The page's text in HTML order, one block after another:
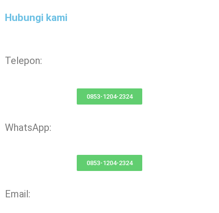
Hubungi kami
Telepon:
0853-1204-2324
WhatsApp:
0853-1204-2324
Email: